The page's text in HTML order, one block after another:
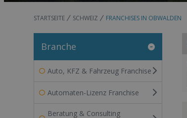
STARTSEITE SCHWEIZ FRANCHISES IN OBWALDEN
Branche
Auto, KFZ & Fahrzeug Franchise
Automaten-Lizenz Franchise
Beratung & Consulting